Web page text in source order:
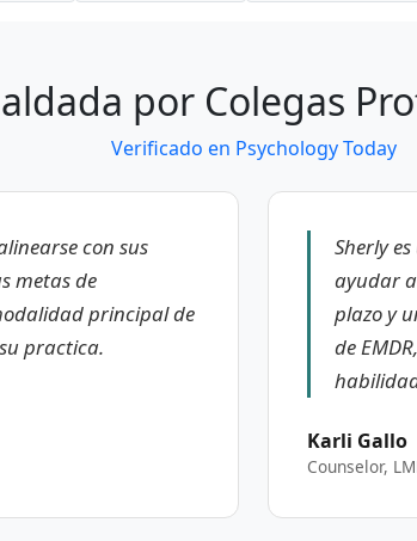
por Colegas
Verificado en Psychology Today
con sus
metas de
principal de
practica.
Sherly
ayudar
plazo y
de
Karli Gallo
Counselor,